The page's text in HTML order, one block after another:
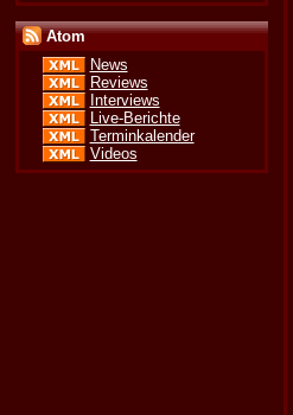
Atom
News
Reviews
Interviews
Live-Berichte
Terminkalender
Videos